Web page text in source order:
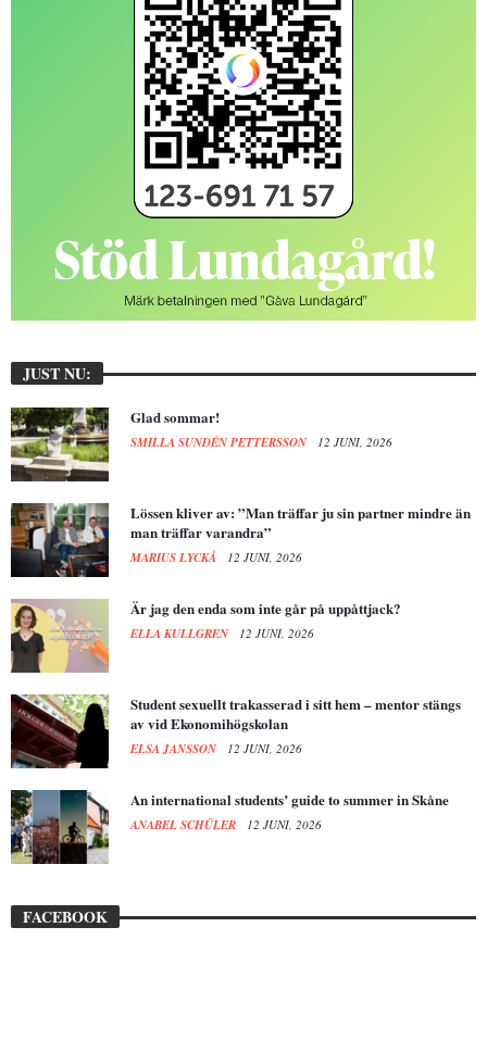
JUST NU:
Glad sommar!
SMILLA SUNDÉN PETTERSSON 12 JUNI, 2026
Lössen kliver av: ”Man träffar ju sin partner mindre än
man träffar varandra”
MARIUS LYCKÅ 12 JUNI, 2026
Är jag den enda som inte går på uppåttjack?
ELLA KULLGREN 12 JUNI, 2026
Student sexuellt trakasserad i sitt hem – mentor stängs
av vid Ekonomihögskolan
ELSA JANSSON 12 JUNI, 2026
An international students’ guide to summer in Skåne
ANABEL SCHÜLER 12 JUNI, 2026
FACEBOOK